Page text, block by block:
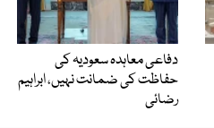
دفاعی معاہدہ سعودیہ کی
حفاظت کی ضمانت نہیں، ابراہیم
رضائی